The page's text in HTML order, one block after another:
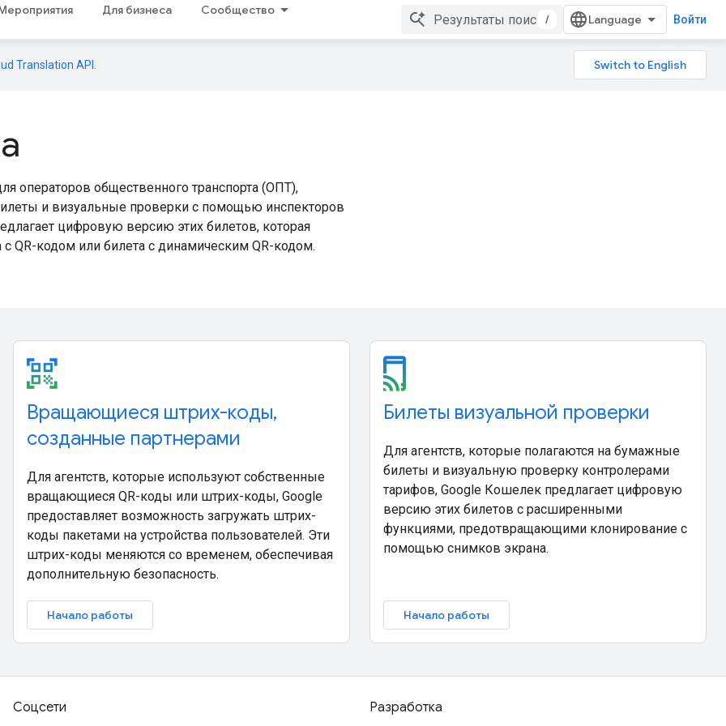
Для бизнеса Сообщество
/ Войти
Translation API
операторов общественного транспорта (ОПТ),
и визуальные проверки с помощью инспекторов
цифровую версию этих билетов, которая
с QR-кодом или билета с динамическим QR-кодом.
Вращающиеся штрих-коды,
созданные партнерами
Для агентств, которые используют собственные
вращающиеся QR-коды или штрих-коды, Google
предоставляет возможность загружать штрих-
коды пакетами на устройства пользователей. Эти
штрих-коды меняются со временем, обеспечивая
дополнительную безопасность.
Начало работы
Билеты визуальной проверки
Для агентств, которые полагаются на бумажные
билеты и визуальную проверку контролерами
тарифов, Google Кошелек предлагает цифровую
версию этих билетов с расширенными
функциями, предотвращающими клонирование с
помощью снимков экрана.
Начало работы
Соцсети Разработка